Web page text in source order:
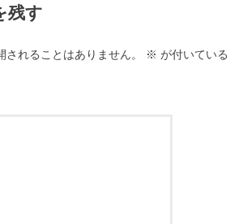
残す
されることはありません。 ※ が付いている